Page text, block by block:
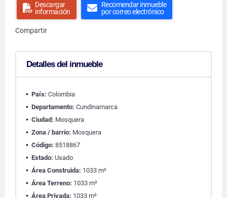
Descargar
información
Recomendar inmueble
por correo electrónico
Compartir
Detalles del inmueble
País: Colombia
Departamento: Cundinamarca
Ciudad: Mosquera
Zona / barrio: Mosquera
Código: 8518867
Estado: Usado
Área Construida: 1033 m²
Área Terreno: 1033 m²
Área Privada: 1033 m²